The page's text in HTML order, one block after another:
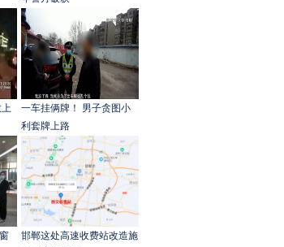
上
一车挂俩牌！ 男子贪图小
利套牌上路
邯郸这处高速收费站改造施